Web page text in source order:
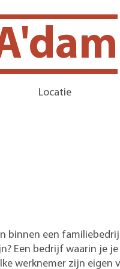
Locatie
binnen een
Een bedrijf waarin je
werknemer zijn